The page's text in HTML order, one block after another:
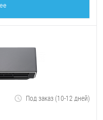
Под заказ (10-12 дней)